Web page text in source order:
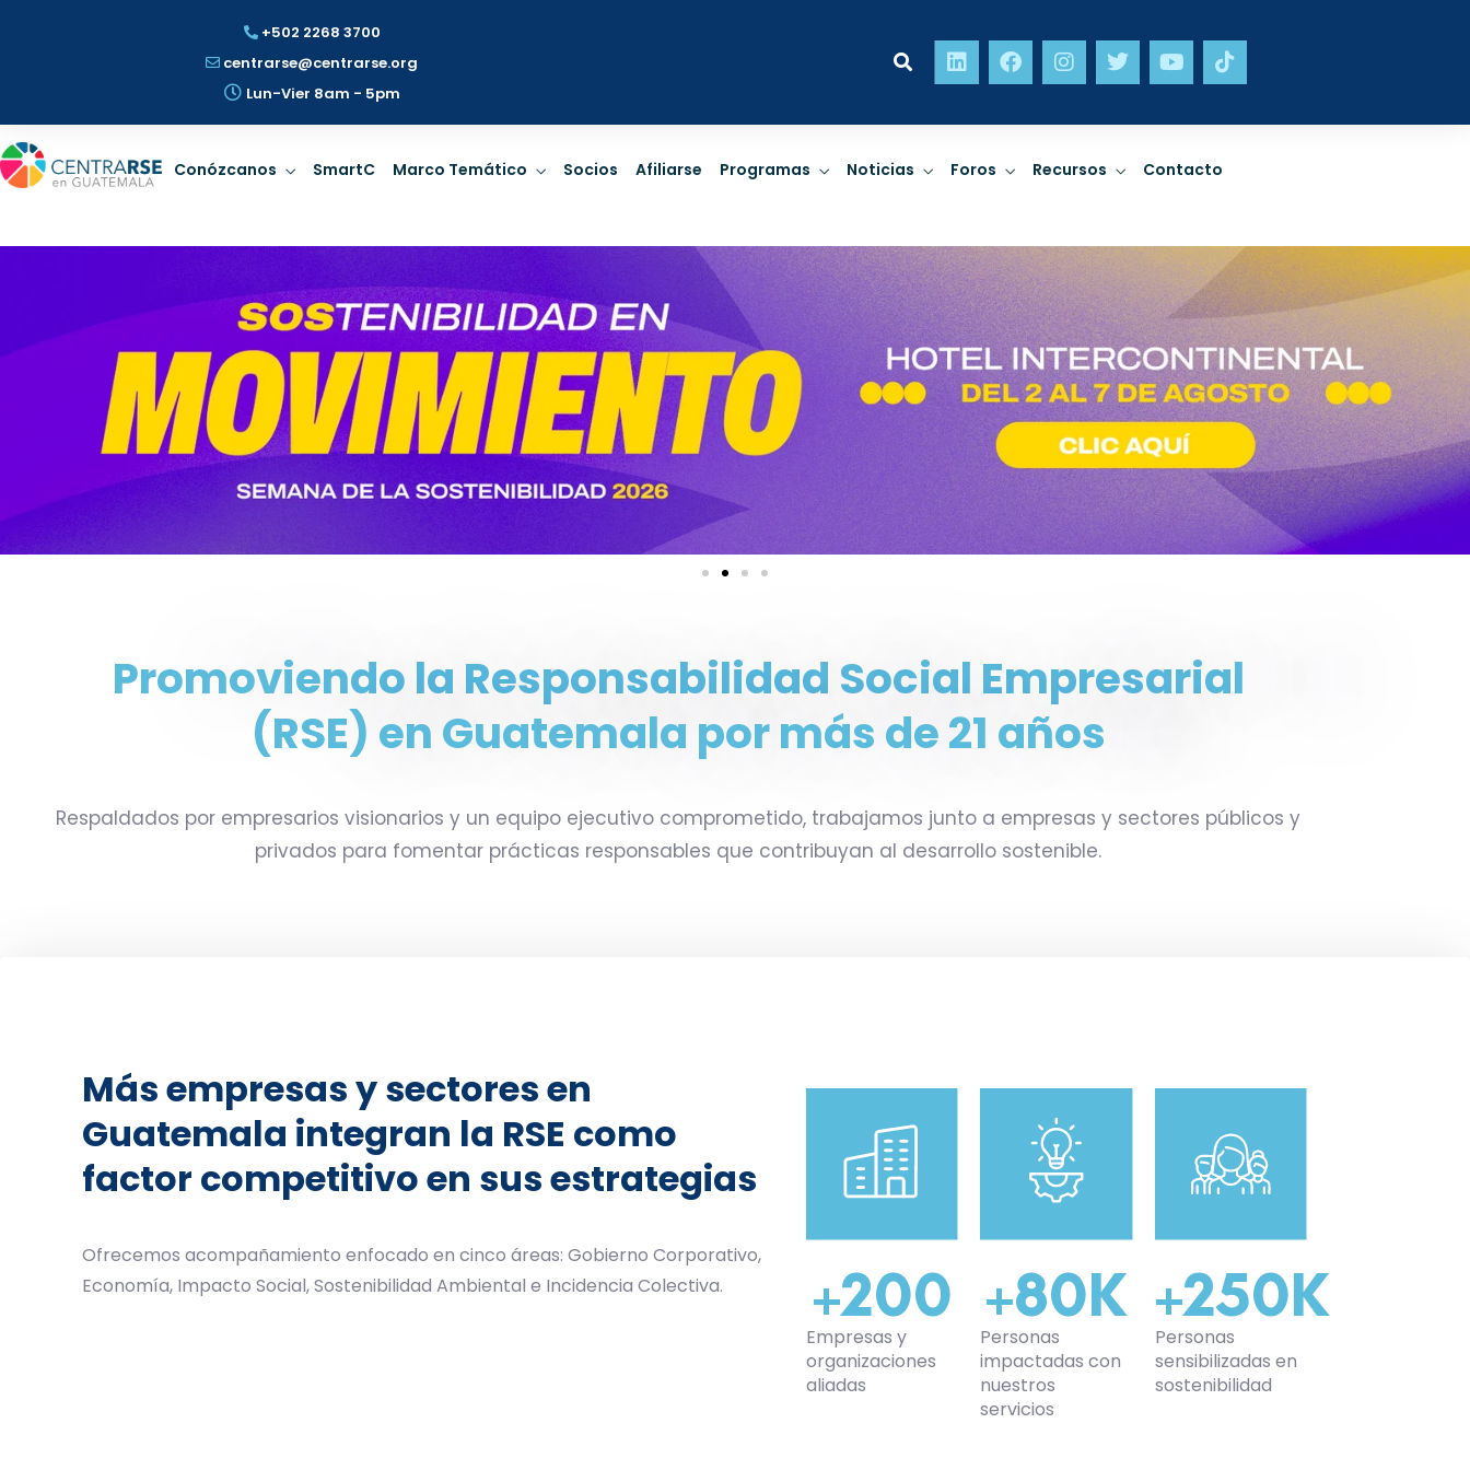
+502 2268 3700
centrarse@centrarse.org
Lun-Vier 8am - 5pm
Conózcanos SmartC Marco Temático
Gobernanza
Rige la dirección con
estrategia de
LEER MÁS
Prosperidad
Identificar impactos de
riesgos ESG, Finanzas
LEER MÁS
Personas
Derechos Humanos,
empresas y trato
comunitario.
LEER MÁS
Planeta
Cambio climático,
biodiversidad y gestión
de riesgo a desastres.
LEER MÁS
Incidencia
Sostenibilidad en
política pública y
trabajo a nivel sectorial.
LEER MÁS
Socios Afiliarse Programas Noticias Foros Recursos Contacto
Gobernanza
LEER MÁS
Prosperidad
LEER MÁS
Personas
Derechos Humanos,
LEER MÁS
Planeta
LEER MÁS
Incidencia
LEER MÁS
Promoviendo la Responsabilidad Social Empresarial
(RSE) en Guatemala por más de 21 años
Respaldados por empresarios visionarios y un equipo ejecutivo comprometido, trabajamos junto a empresas y sectores públicos y
privados para fomentar prácticas responsables que contribuyan al desarrollo sostenible.
Más empresas y sectores en
Guatemala integran la RSE como
factor competitivo en sus estrategias
Ofrecemos acompañamiento enfocado en cinco áreas: Gobierno Corporativo,
Economía, Impacto Social, Sostenibilidad Ambiental e Incidencia Colectiva.
Empresas y
organizaciones
aliadas
+200
Personas
impactadas con
nuestros
servicios
+80K
Personas
sensibilizadas en
sostenibilidad
+250K